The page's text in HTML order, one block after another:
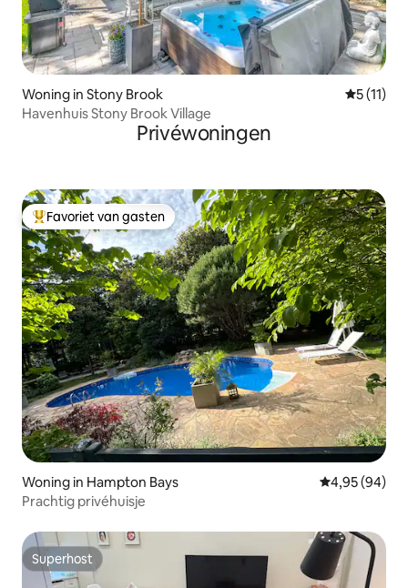
Woning in Stony Brook
5 (11)
Havenhuis Stony Brook Village
Privéwoningen
Topfavoriet van gasten
Favoriet van gasten
Woning in Hampton Bays Gemiddelde
4,95 (94)
Prachtig privéhuisje
Superhost
Superhost